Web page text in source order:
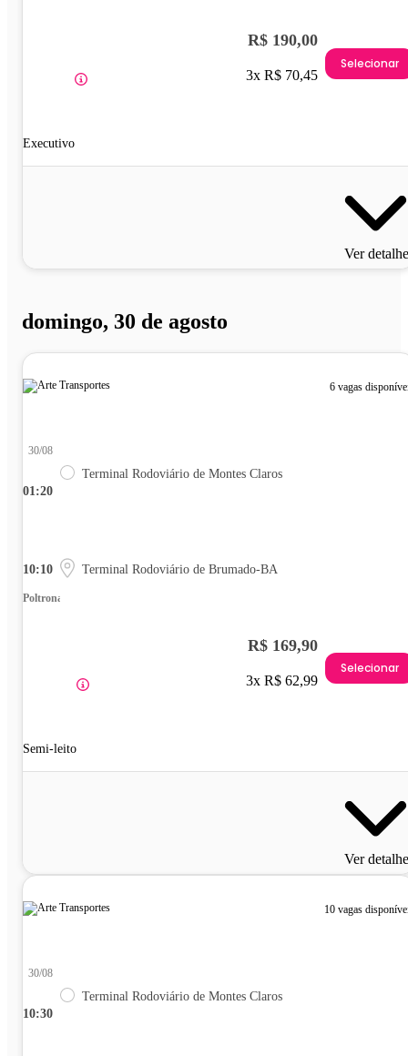
Executivo
R$ 190,00
3x R$ 70,45
Selecionar
Ver
domingo, 30 de agosto
6 vagas
01:20
30/08
Terminal Rodoviário de Montes Claros
10:10 Terminal Rodoviário de Brumado-BA
Poltrona
Semi-leito
R$ 169,90
3x R$ 62,99
Selecionar
Ver
10 vagas
10:30
30/08
Terminal Rodoviário de Montes Claros